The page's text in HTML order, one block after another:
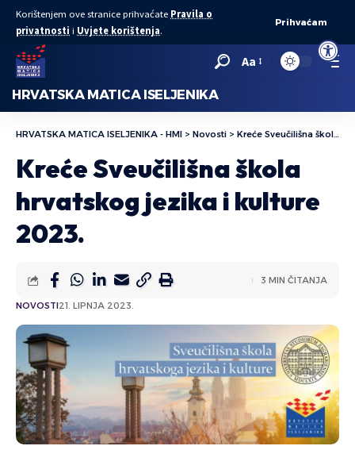
Open
Korištenjem ove stranice prihvaćate Pravila o
privatnosti i Uvjete korištenja.
Prihvaćam
Aa
HRVATSKA MATICA ISELJENIKA
HRVATSKA MATICA ISELJENIKA - HMI > Novosti > Kreće Sveučilišna škola hrvatskog jezika i kulture 2023.
Kreće Sveučilišna škola
hrvatskog jezika i kulture
2023.
NOVOSTI21. LIPNJA 2023.
3 MIN ČITANJA